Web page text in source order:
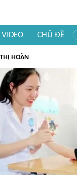
VIDEO CHỦ ĐỀ
HOÀN